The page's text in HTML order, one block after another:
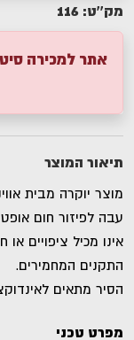
מק''ט: 116
אתר למכירה
תיאור המוצר
מוצר יוקרה מבית
עבה לפיזור חום
אינו מכיל ציפויים
התקנים המחמירים.
הסיר מתאים
מפרט טכני